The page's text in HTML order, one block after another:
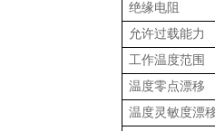
绝缘电阻
允许过载能力
工作温度范围
温度零点漂移
温度灵敏度漂